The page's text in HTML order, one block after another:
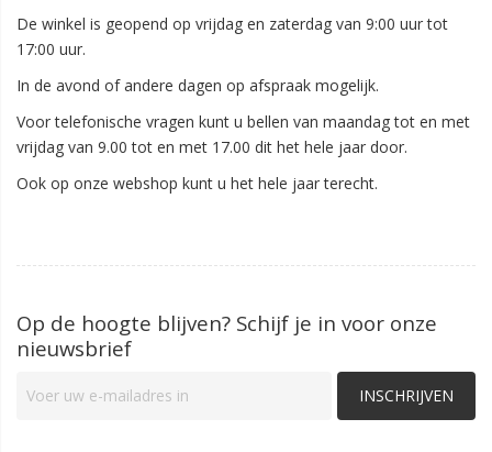
De winkel is geopend op vrijdag en zaterdag van 9:00 uur tot
17:00 uur.
In de avond of andere dagen op afspraak mogelijk.
Voor telefonische vragen kunt u bellen van maandag tot en met
vrijdag van 9.00 tot en met 17.00 dit het hele jaar door.
Ook op onze webshop kunt u het hele jaar terecht.
Op de hoogte blijven? Schijf je in voor onze
nieuwsbrief
INSCHRIJVEN